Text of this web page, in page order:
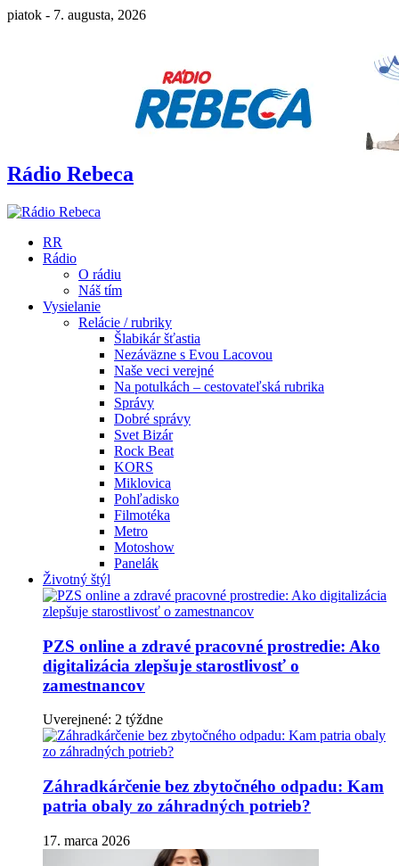
piatok - 7. augusta, 2026
Rádio Rebeca
RR
Rádio
O rádiu
Náš tím
Vysielanie
Relácie / rubriky
Šlabikár šťastia
Nezáväzne s Evou Lacovou
Naše veci verejné
Na potulkách – cestovateľská rubrika
Správy
Dobré správy
Svet Bizár
Rock Beat
KORS
Miklovica
Pohľadisko
Filmotéka
Metro
Motoshow
Panelák
Životný štýl
PZS online a zdravé pracovné prostredie: Ako
digitalizácia zlepšuje starostlivosť o
zamestnancov
Uverejnené: 2 týždne
Záhradkárčenie bez zbytočného odpadu: Kam
patria obaly zo záhradných potrieb?
17. marca 2026